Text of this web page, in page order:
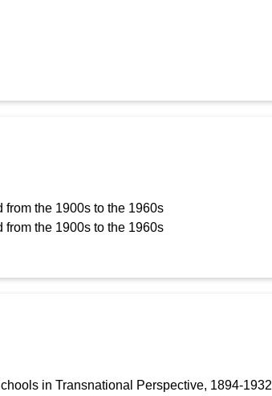
from the 1900s to the 1960s
from the 1900s to the 1960s
in Transnational Perspective, 1894-1932